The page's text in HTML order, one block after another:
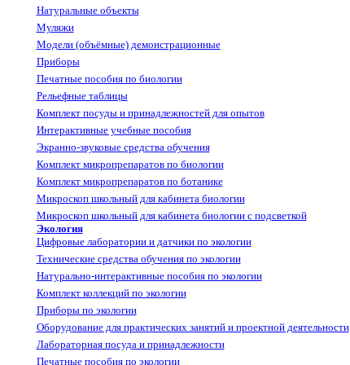
Натуральные объекты
Муляжи
Модели (объёмные) демонстрационные
Приборы
Печатные пособия по биологии
Рельефные таблицы
Комплект посуды и принадлежностей для опытов
Интерактивные учебные пособия
Экранно-звуковые средства обучения
Комплект микропрепаратов по биологии
Комплект микропрепаратов по ботанике
Микроскоп школьный для кабинета биологии
Микроскоп школьный для кабинета биологии с подсветкой
Экология
Цифровые лаборатории и датчики по экологии
Технические средства обучения по экологии
Натурально-интерактивные пособия по экологии
Комплект коллекций по экологии
Приборы по экологии
Оборудование для практических занятий и проектной деятельности
Лабораторная посуда и принадлежности
Печатные пособия по экологии